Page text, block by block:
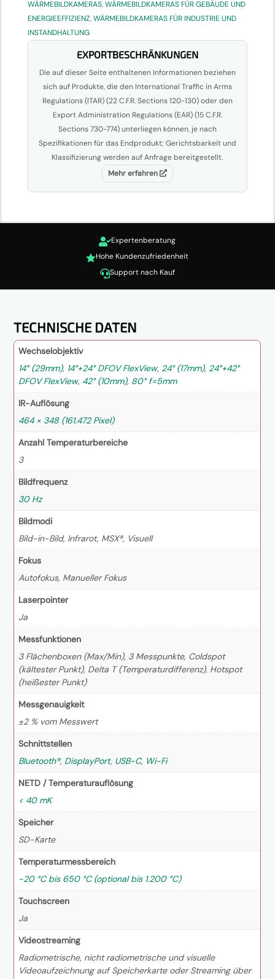
WÄRMEBILDKAMERAS,WÄRMEBILDKAMERAS FÜR GEBÄUDE UND
ENERGIEEFFIZIENZ,WÄRMEBILDKAMERAS FÜR INDUSTRIE UND
INSTANDHALTUNG
EXPORTBESCHRÄNKUNGEN
Die auf dieser Seite enthaltenen Informationen beziehen
sich auf Produkte, die den International Traffic in Arms
Regulations (ITAR) (22 C.F.R. Sections 120-130) oder den
Export Administration Regulations (EAR) (15 C.F.R.
Sections 730-774) unterliegen können, je nach
Spezifikationen für das Endprodukt; Gerichtsbarkeit und
Klassifizierung werden auf Anfrage bereitgestellt.
Mehr erfahren
Expertenberatung
Hohe Kundenzufriedenheit
Support nach Kauf
TECHNISCHE DATEN
Wechselobjektiv
14° (29mm), 14°+24° DFOV FlexView, 24° (17mm), 24°+42°
DFOV FlexView, 42° (10mm), 80° f=5mm
IR-Auflösung
464 × 348 (161.472 Pixel)
Anzahl Temperaturbereiche
3
Bildfrequenz
30 Hz
Bildmodi
Bild-in-Bild, Infrarot, MSX®, Visuell
Fokus
Autofokus, Manueller Fokus
Laserpointer
Ja
Messfunktionen
3 Flächenboxen (Max/Min), 3 Messpunkte, Coldspot
(kältester Punkt), Delta T (Temperaturdifferenz), Hotspot
(heißester Punkt)
Messgenauigkeit
±2 % vom Messwert
Schnittstellen
Bluetooth®, DisplayPort, USB-C, Wi-Fi
NETD / Temperaturauflösung
< 40 mK
Speicher
SD-Karte
Temperaturmessbereich
-20 °C bis 650 °C (optional bis 1.200 °C)
Touchscreen
Ja
Videostreaming
Radiometrische, nicht radiometrische und visuelle
Videoaufzeichnung auf Speicherkarte oder Streaming über